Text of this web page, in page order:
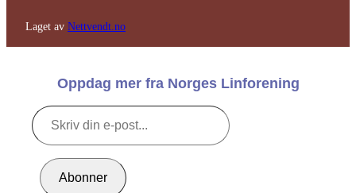
Laget av Nettvendt.no
Oppdag mer fra Norges Linforening
Skriv
din
post...Abonner